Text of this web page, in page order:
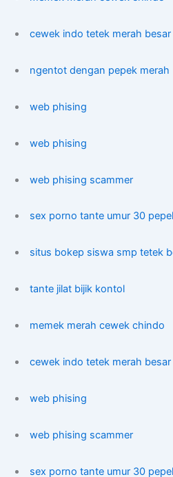
cewek indo tetek merah besar
ngentot dengan pepek merah
web phising
web phising
web phising scammer
sex porno tante umur 30
situs bokep siswa smp tetek
tante jilat bijik kontol
memek merah cewek chindo
cewek indo tetek merah besar
web phising
web phising scammer
sex porno tante umur 30